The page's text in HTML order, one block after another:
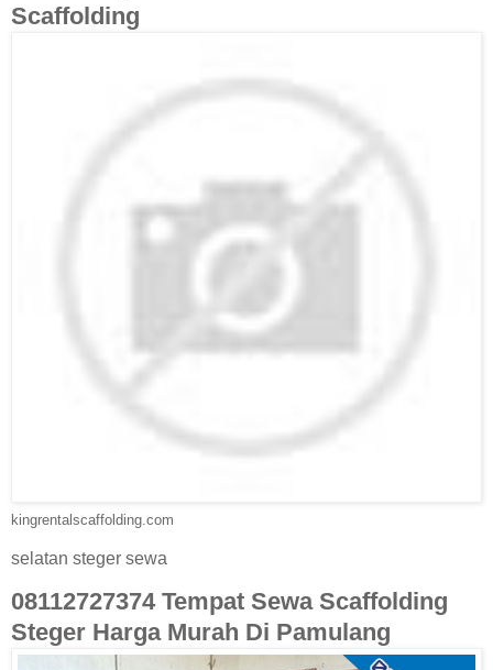
Scaffolding
kingrentalscaffolding.com
selatan steger sewa
08112727374 Tempat Sewa Scaffolding
Steger Harga Murah Di Pamulang